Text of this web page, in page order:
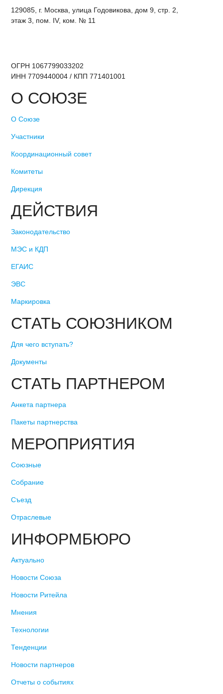
129085, г. Москва, улица Годовикова, дом 9, стр. 2,
этаж 3, пом. IV, ком. № 11
ОГРН 1067799033202
ИНН 7709440004 / КПП 771401001
О СОЮЗЕ
О Союзе
Участники
Координационный совет
Комитеты
Дирекция
ДЕЙСТВИЯ
Законодательство
МЭС и КДП
ЕГАИС
ЭВС
Маркировка
СТАТЬ СОЮЗНИКОМ
Для чего вступать?
Документы
СТАТЬ ПАРТНЕРОМ
Анкета партнера
Пакеты партнерства
МЕРОПРИЯТИЯ
Союзные
Собрание
Съезд
Отраслевые
ИНФОРМБЮРО
Актуально
Новости Союза
Новости Ритейла
Мнения
Технологии
Тенденции
Новости партнеров
Отчеты о событиях